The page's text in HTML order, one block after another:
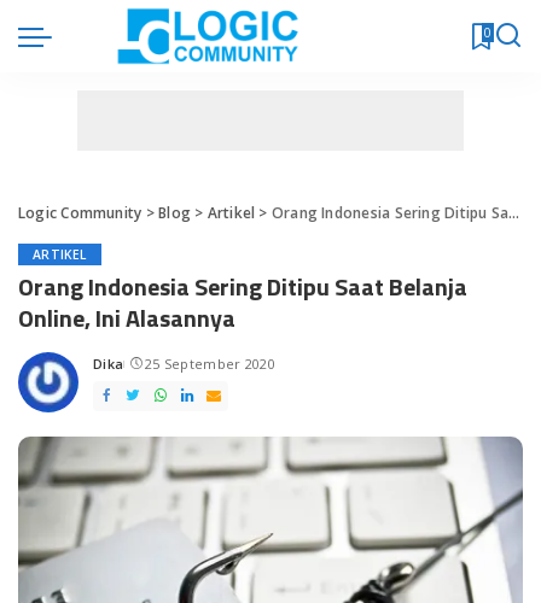
0
Logic Community >Blog> Artikel > Orang Indonesia Sering Ditipu Saat Belanja Online, Ini Alasannya
ARTIKEL
Orang Indonesia Sering Ditipu Saat Belanja
Online, Ini Alasannya
Posted
by
Dika 25 September 2020